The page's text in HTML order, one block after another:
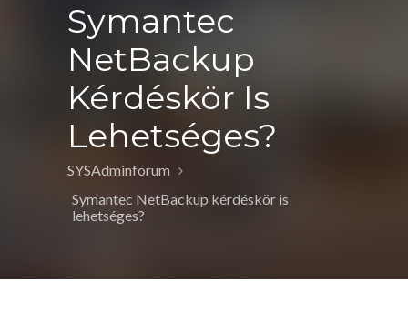
Symantec
NetBackup
Kérdéskör Is
Lehetséges?
SYSAdminforum
Symantec NetBackup kérdéskör is
lehetséges?